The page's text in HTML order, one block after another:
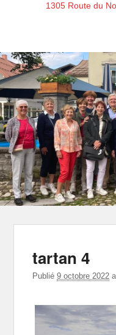
1305 Route du
tartan 4
Publié9 octobre 2022